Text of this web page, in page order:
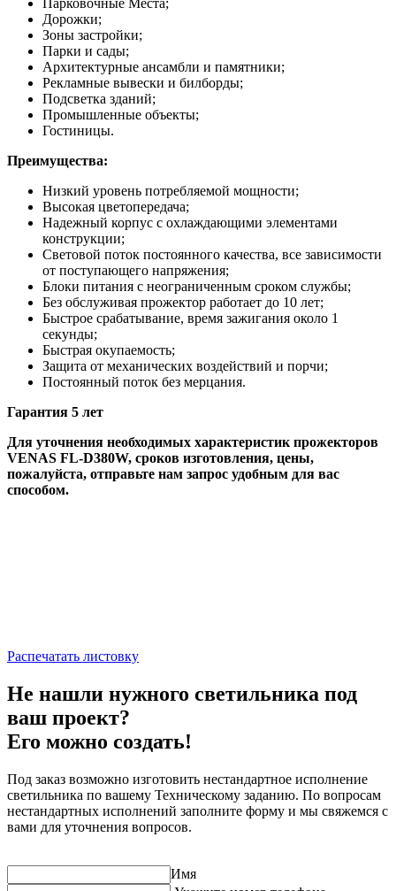
Дорожки;
Зоны застройки;
Парки и сады;
Архитектурные ансамбли и памятники;
Рекламные вывески и билборды;
Подсветка зданий;
Промышленные объекты;
Гостиницы.
Преимущества:
Низкий уровень потребляемой мощности;
Высокая цветопередача;
Надежный корпус с охлаждающими элементами
конструкции;
Световой поток постоянного качества, все зависимости
от поступающего напряжения;
Блоки питания с неограниченным сроком службы;
Без обслуживая прожектор работает до 10 лет;
Быстрое срабатывание, время зажигания около 1
секунды;
Быстрая окупаемость;
Защита от механических воздействий и порчи;
Постоянный поток без мерцания.
Гарантия 5 лет
Для уточнения необходимых характеристик прожекторов
VENAS FL-D380W, сроков изготовления, цены,
пожалуйста, отправьте нам запрос удобным для вас
способом.
Распечатать листовку
Не нашли нужного светильника под
ваш проект?
Его можно создать!
Под заказ возможно изготовить нестандартное исполнение
светильника по вашему Техническому заданию. По вопросам
нестандартных исполнений заполните форму и мы свяжемся с
вами для уточнения вопросов.
Имя